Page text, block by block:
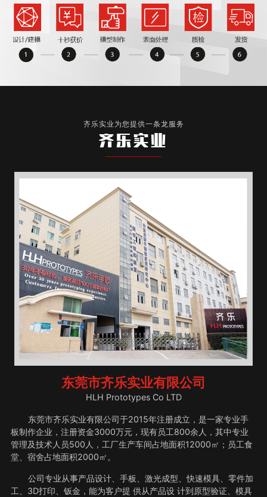
齐乐实业为您提供一条龙服务
齐乐实业
东莞市齐乐实业有限公司
HLH Prototypes Co LTD
东莞市齐乐实业有限公司于2015年注册成立，是一家专业手
板制作企业，注册资金3000万元，现有员工800余人，其中专业
管理及技术人员500人，工厂生产车间占地面积12000㎡；员工食
堂、宿舍占地面积2000㎡。
公司专业从事产品设计、手板、激光成型、快速模具、零件加
工、3D打印、钣金，能为客户提 供从产品设 计到原型验证、模具